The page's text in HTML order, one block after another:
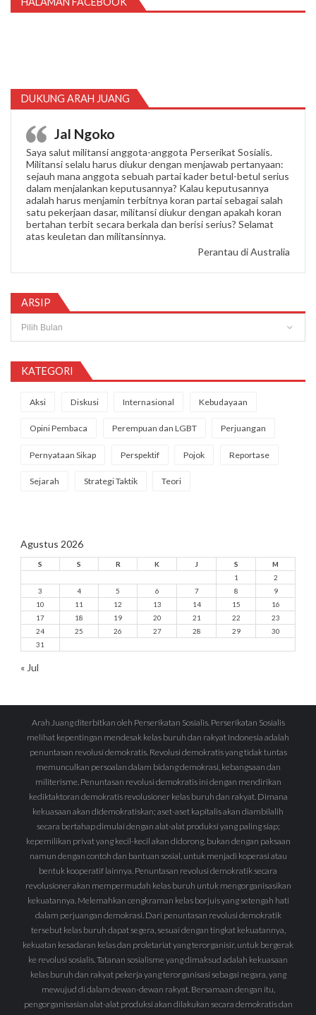
DUKUNG ARAH JUANG
Jal Ngoko
Saya salut militansi anggota-anggota Perserikat Sosialis.
Militansi selalu harus diukur dengan menjawab pertanyaan:
sejauh mana anggota sebuah partai kader betul-betul serius
dalam menjalankan keputusannya? Kalau keputusannya
adalah harus menjamin terbitnya koran partai sebagai salah
satu pekerjaan dasar, militansi diukur dengan apakah koran
bertahan terbit secara berkala dan berisi serius? Selamat
atas keuletan dan militansinnya.
Perantau di Australia
ARSIP
KATEGORI
Aksi Diskusi Internasional Kebudayaan
Opini Pembaca Perempuan dan LGBT Perjuangan
Pernyataan Sikap Perspektif Pojok Reportase
Sejarah Strategi Taktik Teori
Agustus 2026
S S R K J S
M
1
2
3
4 5 6 7 8
9
10
11 12 13 14 15
16
17
18 19 20 21 22
23
24
25 26 27 28 29
30
31
« Jul
Arah Juang diterbitkan oleh Perserikatan Sosialis. Perserikatan Sosialis
melihat kepentingan mendesak kelas buruh dan rakyat Indonesia adalah
penuntasan revolusi demokratis. Revolusi demokratis yang tidak tuntas
memunculkan persoalan dalam bidang demokrasi, kebangsaan dan
militerisme. Penuntasan revolusi demokratis ini dengan mendirikan
kediktaktoran demokratis revolusioner kelas buruh dan rakyat. Dimana
kekuasaan akan didemokratiskan; aset-aset kapitalis akan diambilalih
secara bertahap dimulai dengan alat-alat produksi yang paling siap;
kepemilikan privat yang kecil-kecil akan didorong, bukan dengan paksaan
namun dengan contoh dan bantuan sosial, untuk menjadi koperasi atau
bentuk kooperatif lainnya. Penuntasan revolusi demokratik secara
revolusioner akan mempermudah kelas buruh untuk mengorganisasikan
kekuatannya. Melemahkan cengkraman kelas borjuis yang setengah hati
dalam perjuangan demokrasi. Dari penuntasan revolusi demokratik
tersebut kelas buruh dapat segera, sesuai dengan tingkat kekuatannya,
kekuatan kesadaran kelas dan proletariat yang terorganisir, untuk bergerak
ke revolusi sosialis. Tatanan sosialisme yang dimaksud adalah kekuasaan
kelas buruh dan rakyat pekerja yang terorganisasi sebagai negara, yang
mewujud di dalam dewan-dewan rakyat. Bersamaan dengan itu,
pengorganisasian alat-alat produksi akan dilakukan secara demokratis dan